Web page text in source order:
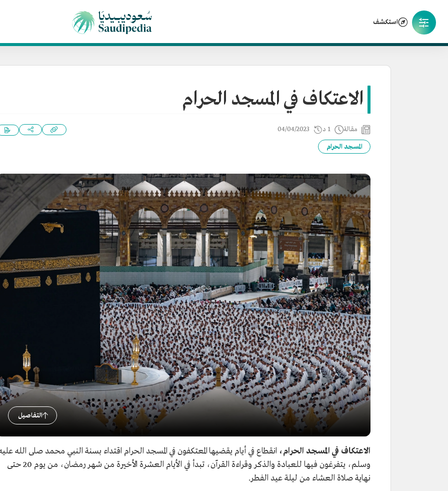
استكشف
الاعتكاف في المسجد الحرام
مقالة 1 د 04/04/2023
المسجد الحرام
التفاصيل
الاعتكاف في المسجد الحرام، انقطاع في أيام يقضيها المعتكفون في المسجد الحرام اقتداء بسنة النبي محمد صلى الله
وسلم، يتفرغون فيها للعبادة والذكر وقراءة القرآن، تبدأ في الأيام العشرة الأخيرة من شهر رمضان، من يوم 20 حتى
نهاية صلاة العشاء من ليلة عيد الفطر.